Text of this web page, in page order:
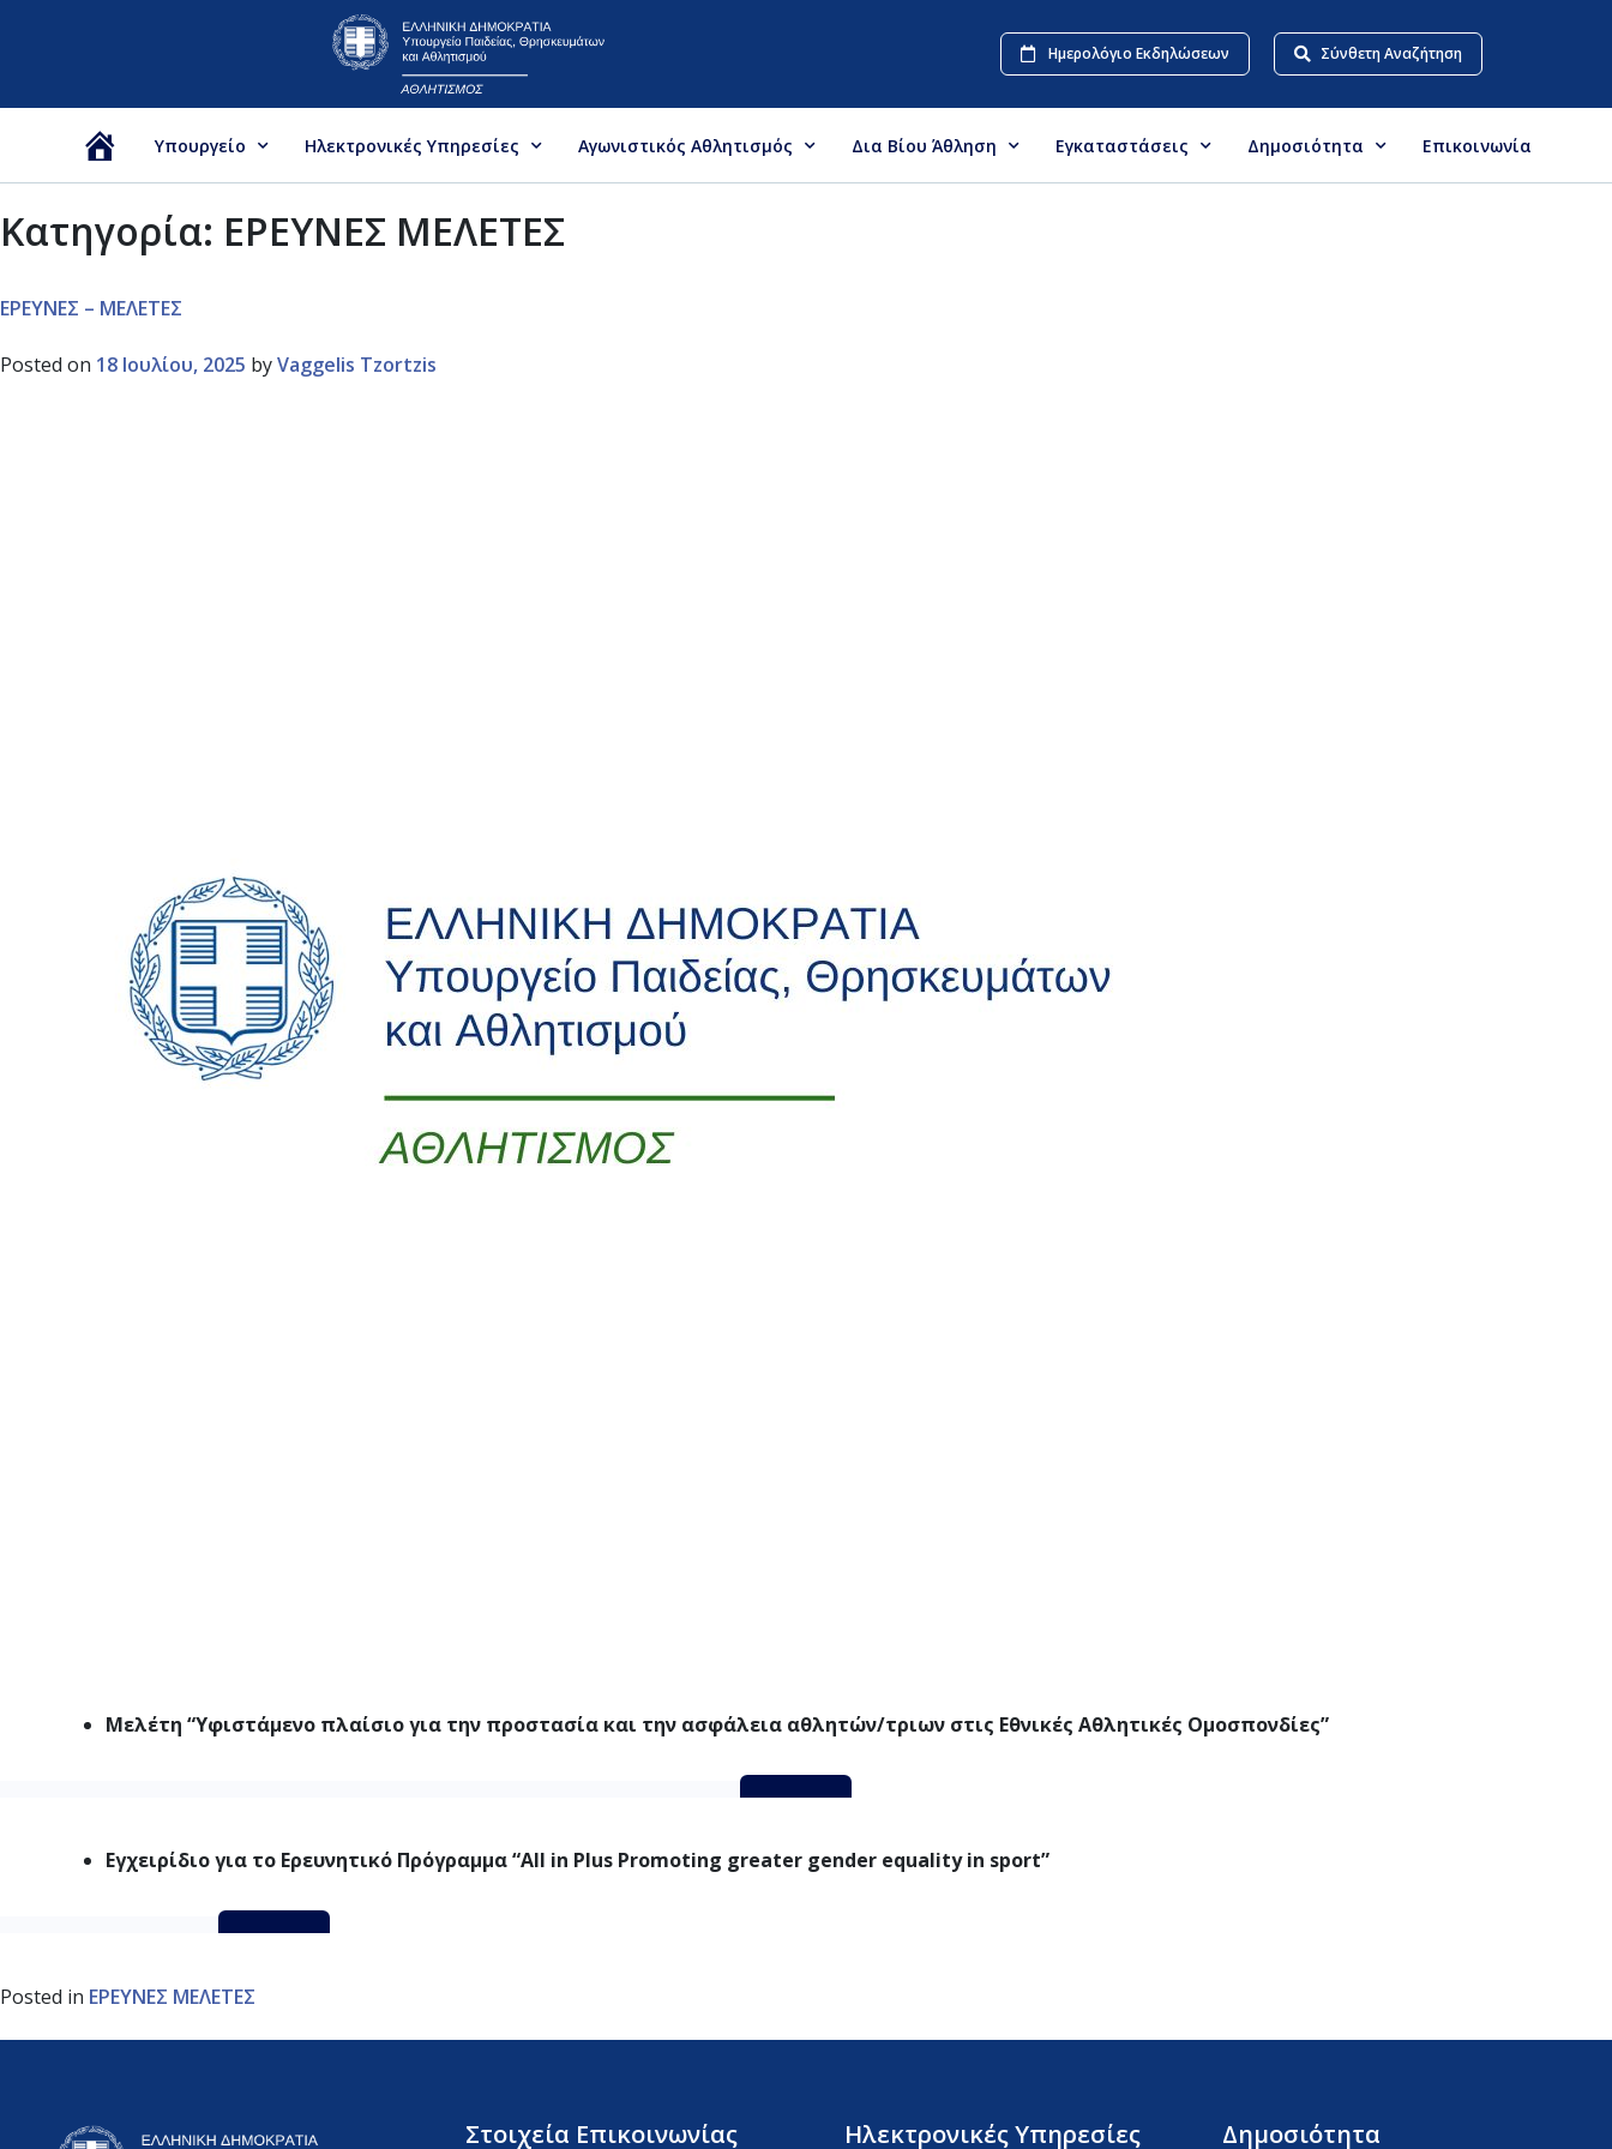
Ημερολόγιο Εκδηλώσεων Σύνθετη Αναζήτηση
Αρχική
Υπουργείο Ηλεκτρονικές Υπηρεσίες Αγωνιστικός Αθλητισμός Δια Βίου Άθληση Εγκαταστάσεις Δημοσιότητα Επικοινωνία
Κατηγορία: ΕΡΕΥΝΕΣ ΜΕΛΕΤΕΣ
ΕΡΕΥΝΕΣ – ΜΕΛΕΤΕΣ
Posted on 18 Ιουλίου, 2025 byVaggelis Tzortzis
Μελέτη “Υφιστάμενο πλαίσιο για την προστασία και την ασφάλεια αθλητών/τριων στις Εθνικές Αθλητικές Ομοσπονδίες”
Λήψη
Εγχειρίδιο για το Ερευνητικό Πρόγραμμα “All in Plus Promoting greater gender equality in sport”
Λήψη
Posted in ΕΡΕΥΝΕΣ ΜΕΛΕΤΕΣ
Στοιχεία Επικοινωνίας Ηλεκτρονικές Υπηρεσίες Δημοσιότητα